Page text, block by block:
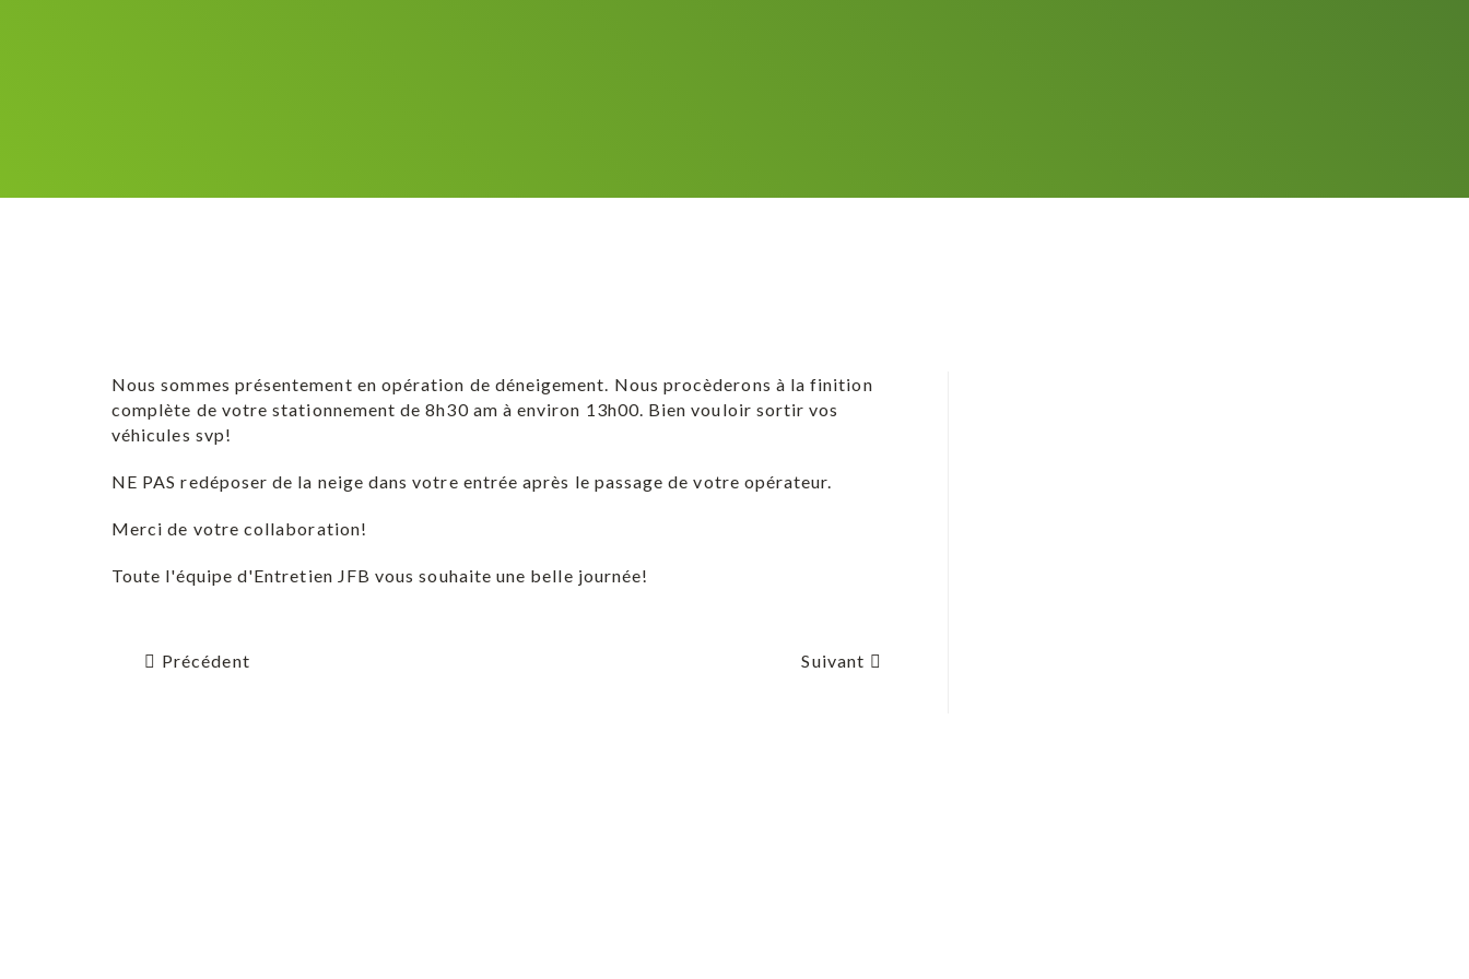
Nous sommes présentement en opération de déneigement. Nous procèderons à la finition
complète de votre stationnement de 8h30 am à environ 13h00. Bien vouloir sortir vos
véhicules svp!
NE PAS redéposer de la neige dans votre entrée après le passage de votre opérateur.
Merci de votre collaboration!
Toute l'équipe d'Entretien JFB vous souhaite une belle journée!
Précédent Suivant